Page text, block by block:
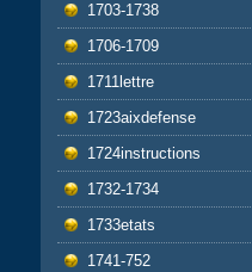
1703-1738
1706-1709
1711lettre
1723aixdefense
1724instructions
1732-1734
1733etats
1741-752